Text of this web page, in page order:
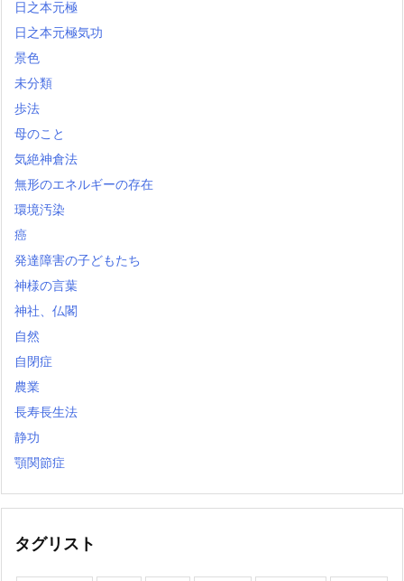
日之本元極
日之本元極気功
景色
未分類
歩法
母のこと
気絶神倉法
無形のエネルギーの存在
環境汚染
癌
発達障害の子どもたち
神様の言葉
神社、仏閣
自然
自閉症
農業
長寿長生法
静功
顎関節症
タグリスト